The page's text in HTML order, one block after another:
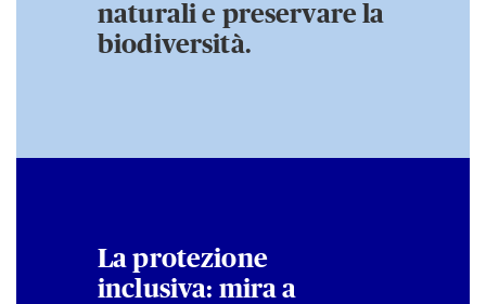
naturali e preservare la
biodiversità.
La protezione
inclusiva: mira a